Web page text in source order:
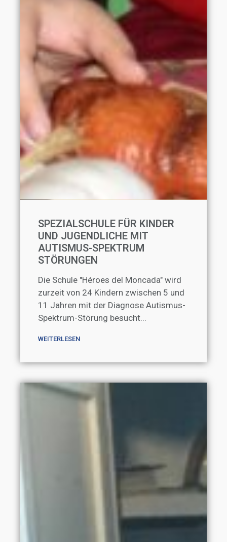
SPEZIALSCHULE FÜR KINDER
UND JUGENDLICHE MIT
AUTISMUS-SPEKTRUM
STÖRUNGEN
Die Schule "Héroes del Moncada" wird
zurzeit von 24 Kindern zwischen 5 und
11 Jahren mit der Diagnose Autismus-
Spektrum-Störung besucht...
WEITERLESEN